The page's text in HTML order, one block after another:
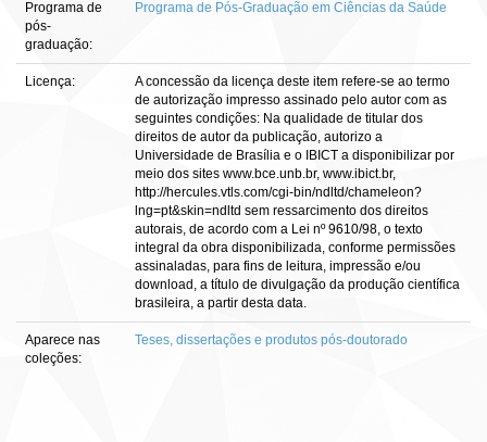
Programa de
pós-
graduação:
Programa de Pós-Graduação em Ciências da Saúde
Licença:
A concessão da licença deste item refere-se ao termo
de autorização impresso assinado pelo autor com as
seguintes condições: Na qualidade de titular dos
direitos de autor da publicação, autorizo a
Universidade de Brasília e o IBICT a disponibilizar por
meio dos sites www.bce.unb.br, www.ibict.br,
http://hercules.vtls.com/cgi-bin/ndltd/chameleon?
lng=pt&skin=ndltd sem ressarcimento dos direitos
autorais, de acordo com a Lei nº 9610/98, o texto
integral da obra disponibilizada, conforme permissões
assinaladas, para fins de leitura, impressão e/ou
download, a título de divulgação da produção científica
brasileira, a partir desta data.
Aparece nas
coleções:
Teses, dissertações e produtos pós-doutorado